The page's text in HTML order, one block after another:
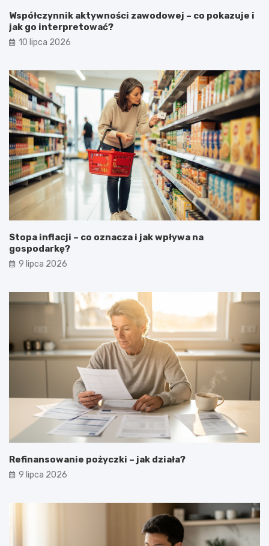
Współczynnik aktywności zawodowej – co pokazuje i
jak go interpretować?
10 lipca 2026
Stopa inflacji – co oznacza i jak wpływa na
gospodarkę?
9 lipca 2026
Refinansowanie pożyczki – jak działa?
9 lipca 2026